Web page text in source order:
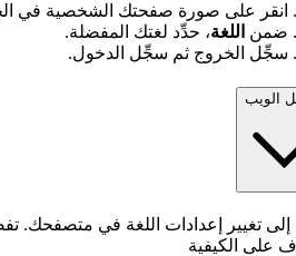
انقر على صورة صفحتك الشخصية في
ضمن اللغة، حدِّد لغتك المفضلة.
سجِّل الخروج ثم سجِّل الدخول.
الويب
إلى تغيير إعدادات اللغة في متصفحك.
على الكيفية